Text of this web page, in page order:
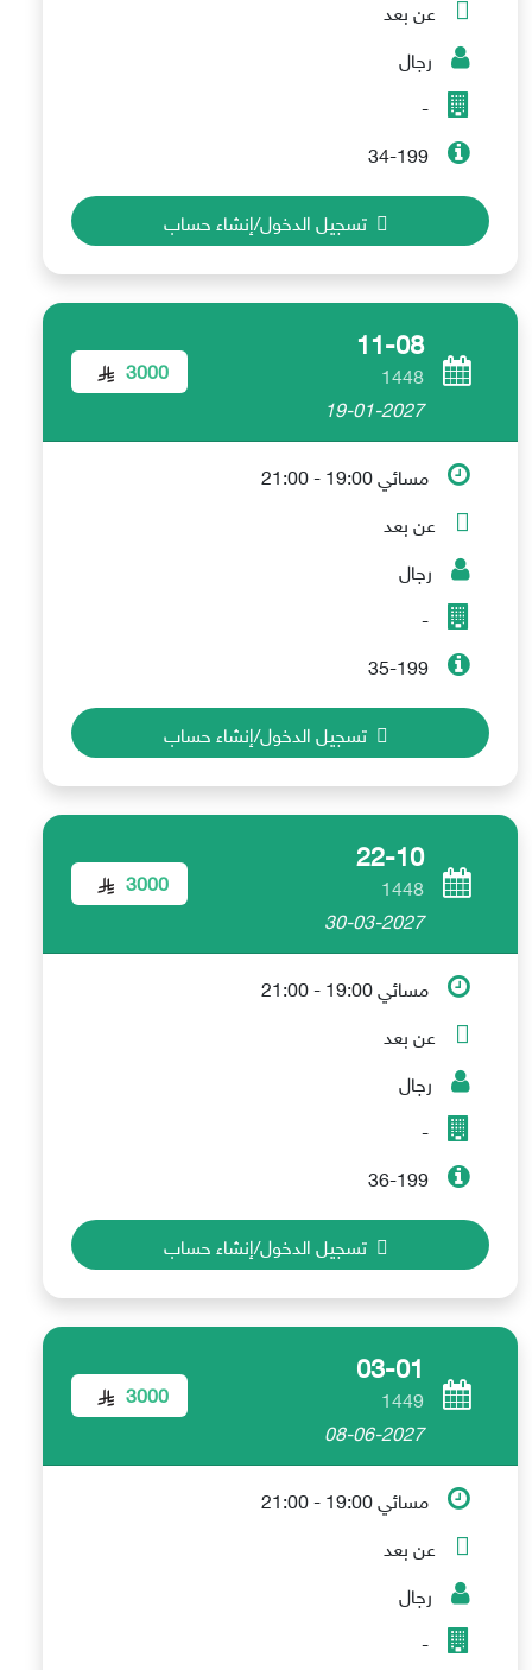
عن بعد
رجال
-
34-199
تسجيل الدخول/إنشاء حساب
11-08
1448
19-01-2027
3000
مسائي 19:00 - 21:00
عن بعد
رجال
-
35-199
تسجيل الدخول/إنشاء حساب
22-10
1448
30-03-2027
3000
مسائي 19:00 - 21:00
عن بعد
رجال
-
36-199
تسجيل الدخول/إنشاء حساب
03-01
1449
08-06-2027
3000
مسائي 19:00 - 21:00
عن بعد
رجال
-